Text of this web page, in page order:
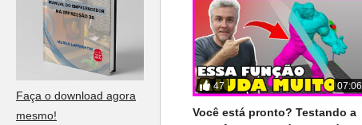
Faça o download agora
mesmo!
47 07:06
Você está pronto? Testando a